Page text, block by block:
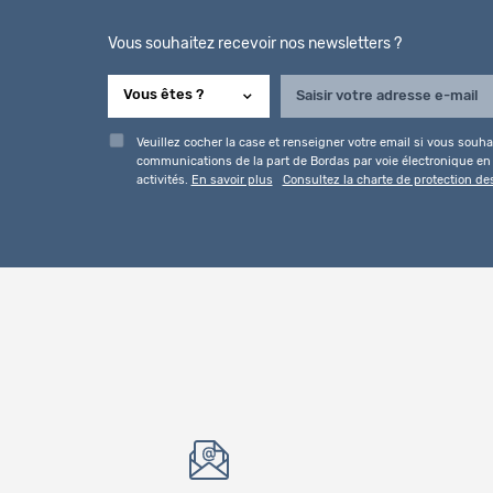
Vous souhaitez recevoir nos newsletters ?
Veuillez cocher la case et renseigner votre email si vous
communications de la part de Bordas par voie électronique
activités. En savoir plus Consultez la charte de protection